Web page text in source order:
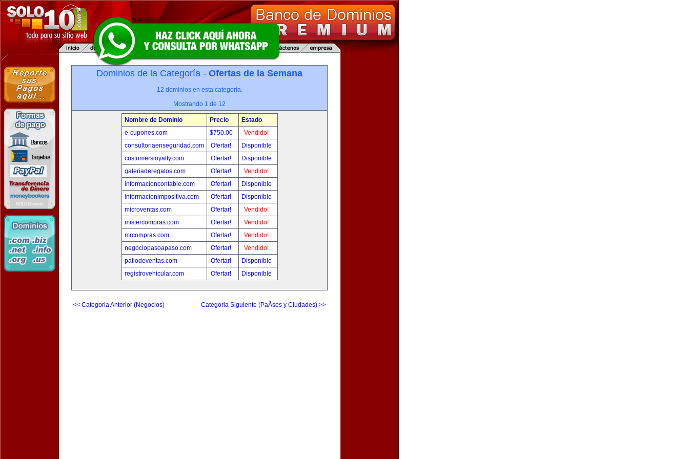
Dominios de la Categoría - Ofertas de la Semana
12 dominios en esta categoría.
Mostrando 1 de 12
Nombre de Dominio Precio
Estado
e-cupones.com
$750.00
Vendido!
consultoriaenseguridad.com
Ofertar!
Disponible
customersloyalty.com
Ofertar!
Disponible
galeriaderegalos.com
Ofertar!
Vendido!
informacioncontable.com
Ofertar!
Disponible
informacionimpositiva.com
Ofertar!
Disponible
microventas.com
Ofertar!
Vendido!
mistercompras.com
Ofertar!
Vendido!
mrcompras.com
Ofertar!
Vendido!
negociopasoapaso.com
Ofertar!
Vendido!
patiodeventas.com
Ofertar!
Disponible
registrovehicular.com
Ofertar! Disponible
<< Categoria Anterior (Negocios) Categoria Siguiente (PaÃ­ses y Ciudades) >>